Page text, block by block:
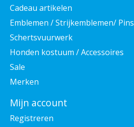
Cadeau artikelen
Emblemen / Strijkemblemen/ Pins
Schertsvuurwerk
Honden kostuum / Accessoires
Sale
Merken
Mijn account
Registreren